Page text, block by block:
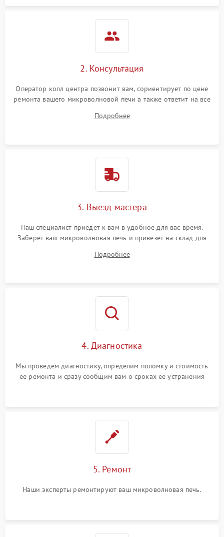
2. Консультация
Оператор колл центра позвонит вам, сориентирует по цене
ремонта вашего микроволновой печи а также ответит на все
Подробнее
3. Выезд мастера
Наш специалист приедет к вам в удобное для вас время.
Заберет ваш микроволновая печь и привезет на склад для
Подробнее
4. Диагностика
Мы проведем диагностику, определим поломку и стоимость
ее ремонта и сразу сообщим вам о сроках ее устранения
5. Ремонт
Наши эксперты ремонтируют ваш микроволновая печь.